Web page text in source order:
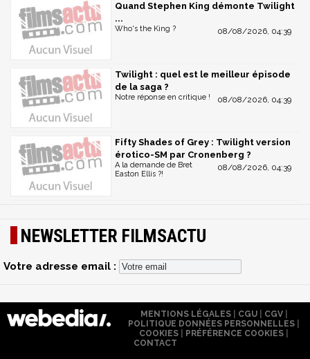
Quand Stephen King démonte Twilight
...
08/08/2026, 04:39
Who's the King ?
Twilight : quel est le meilleur épisode
de la saga ?
08/08/2026, 04:39
Notre réponse en critique !
Fifty Shades of Grey : Twilight version
érotico-SM par Cronenberg ?
08/08/2026, 04:39
A la demande de Bret
Easton Ellis ?!
NEWSLETTER FILMSACTU
Votre adresse email :
MENTIONS LÉGALES| CGU| CGV|
POLITIQUE DONNÉES PERSONNELLES
COOKIES
PRÉFÉRENCE COOKIES
CONTACT